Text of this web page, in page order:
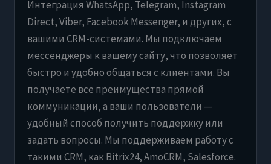
Интеграция WhatsApp, Telegram, Instagram
Direct, Viber, Facebook Messenger, и других, с
вашими CRM-системами. Мы подключаем
мессенджеры к вашему сайту, что позволяет
быстро и удобно общаться с клиентами. Вы
получаете все преимущества прямой
коммуникации, а ваши пользователи —
удобный способ получить поддержку или
задать вопросы. Мы поддерживаем работу с
такими CRM, как Bitrix24, AmoCRM, Salesforce.